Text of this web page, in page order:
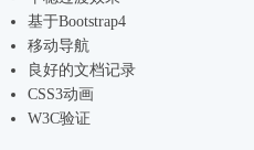
基于Bootstrap4
移动导航
良好的文档记录
CSS3动画
W3C验证